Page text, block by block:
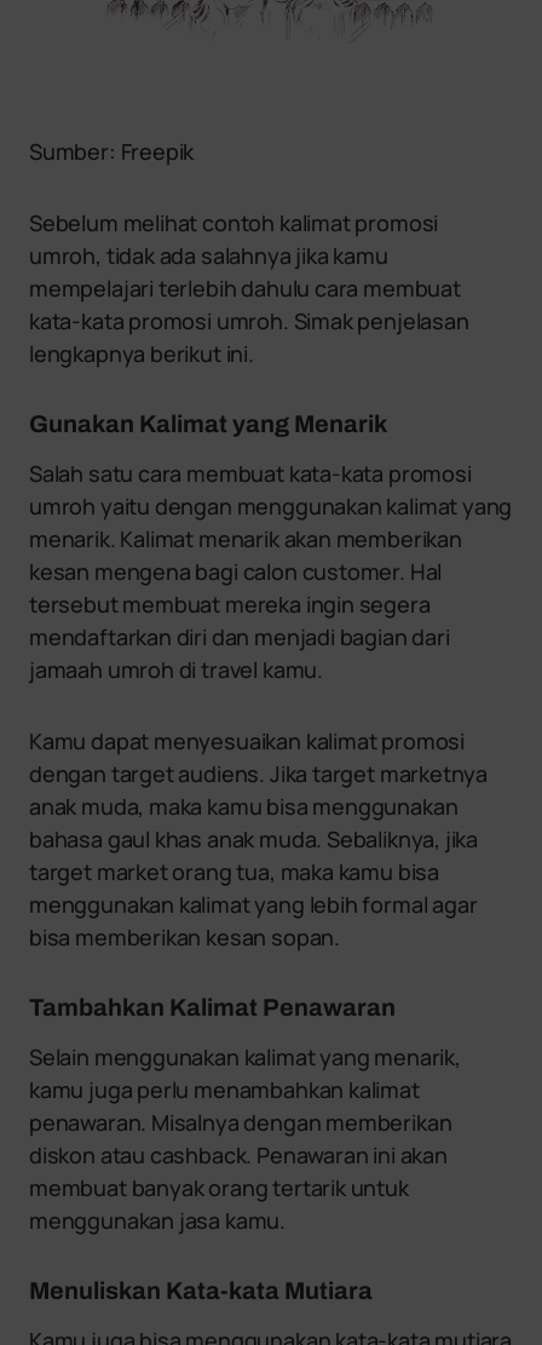
Sumber: Freepik
Sebelum melihat contoh kalimat promosi
umroh, tidak ada salahnya jika kamu
mempelajari terlebih dahulu cara membuat
kata-kata promosi umroh. Simak penjelasan
lengkapnya berikut ini.
Gunakan Kalimat yang Menarik
Salah satu cara membuat kata-kata promosi
umroh yaitu dengan menggunakan kalimat yang
menarik. Kalimat menarik akan memberikan
kesan mengena bagi calon customer. Hal
tersebut membuat mereka ingin segera
mendaftarkan diri dan menjadi bagian dari
jamaah umroh di travel kamu.
Kamu dapat menyesuaikan kalimat promosi
dengan target audiens. Jika target marketnya
anak muda, maka kamu bisa menggunakan
bahasa gaul khas anak muda. Sebaliknya, jika
target market orang tua, maka kamu bisa
menggunakan kalimat yang lebih formal agar
bisa memberikan kesan sopan.
Tambahkan Kalimat Penawaran
Selain menggunakan kalimat yang menarik,
kamu juga perlu menambahkan kalimat
penawaran. Misalnya dengan memberikan
diskon atau cashback. Penawaran ini akan
membuat banyak orang tertarik untuk
menggunakan jasa kamu.
Menuliskan Kata-kata Mutiara